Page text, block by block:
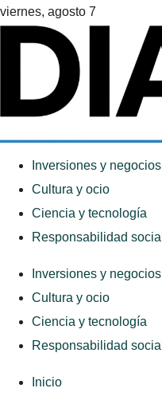
viernes, agosto 7
Inversiones y negocios
Cultura y ocio
Ciencia y tecnología
Responsabilidad social
Inversiones y negocios
Cultura y ocio
Ciencia y tecnología
Responsabilidad social
Inicio